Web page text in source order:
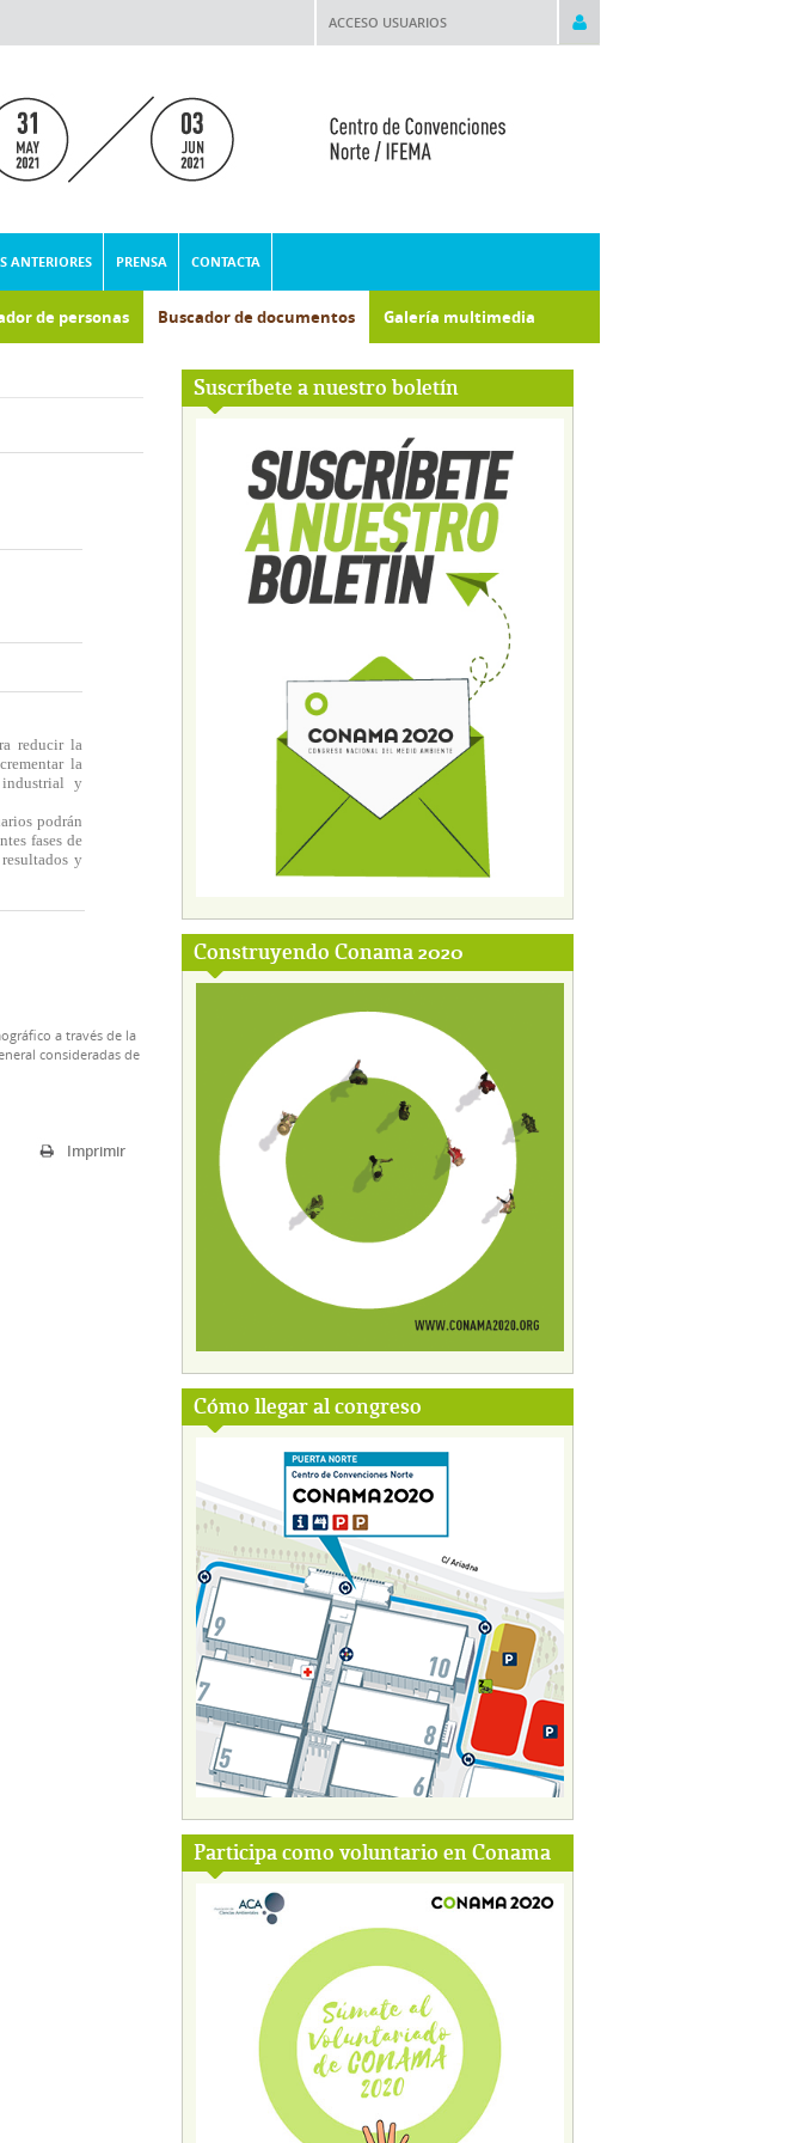
ACCESO USUARIOS
ANTERIORES PRENSA CONTACTA
de personas Buscador de documentos Galería multimedia
Suscríbete a nuestro boletín
Construyendo Conama 2020
Cómo llegar al congreso
Participa como voluntario en Conama
reducir la
la
y
podrán
fases de
y
a través de la
consideradas de
Imprimir